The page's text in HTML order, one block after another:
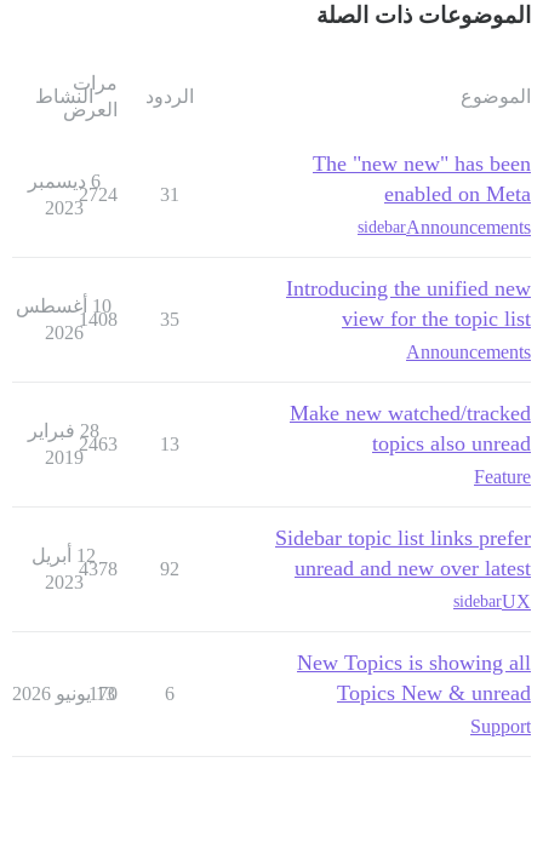
الموضوعات ذات الصلة
الموضوع الردود
مرات
العرض
النشاط
The "new new" has been
enabled on Meta
Announcements
sidebar
31
2724
6 ديسمبر
2023
Introducing the unified new
view for the topic list
Announcements
35
1408
10 أغسطس
2026
Make new watched/tracked
topics also unread
Feature
13
2463
28 فبراير
2019
Sidebar topic list links prefer
unread and new over latest
UX
sidebar
92
4378
12 أبريل
2023
New Topics is showing all
Topics New & unread
Support
6
170
13 يونيو 2026